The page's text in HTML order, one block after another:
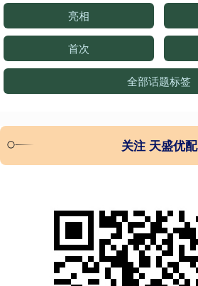
亮相
首次
全部话题标签
关注 天盛优配